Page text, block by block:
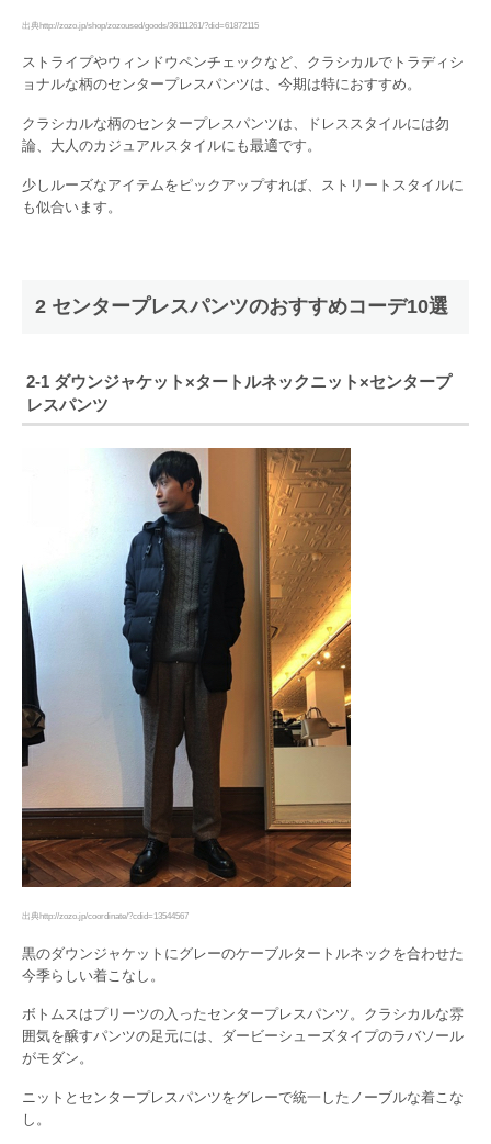
出典http://zozo.jp/shop/zozoused/goods/36111261/?did=61872115
ストライプやウィンドウペンチェックなど、クラシカルでトラディシ
ョナルな柄のセンタープレスパンツは、今期は特におすすめ。
クラシカルな柄のセンタープレスパンツは、ドレススタイルには勿
論、大人のカジュアルスタイルにも最適です。
少しルーズなアイテムをピックアップすれば、ストリートスタイルに
も似合います。
2 センタープレスパンツのおすすめコーデ10選
2-1 ダウンジャケット×タートルネックニット×センタープ
レスパンツ
出典http://zozo.jp/coordinate/?cdid=13544567
黒のダウンジャケットにグレーのケーブルタートルネックを合わせた
今季らしい着こなし。
ボトムスはプリーツの入ったセンタープレスパンツ。クラシカルな雰
囲気を醸すパンツの足元には、ダービーシューズタイプのラバソール
がモダン。
ニットとセンタープレスパンツをグレーで統一したノーブルな着こな
し。